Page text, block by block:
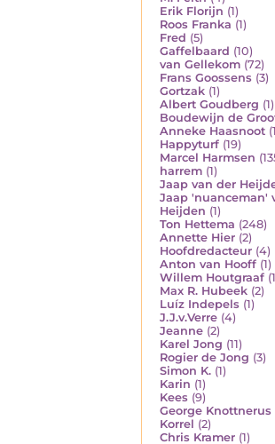
Erik Florijn (1)
Roos Franka (1)
Fred (5)
Gaffelbaard (10)
van Gellekom (72)
Frans Goossens (3)
Gortzak (1)
Albert Goudberg (1)
Boudewijn de
Anneke Haasnoot
Happyturf (19)
Marcel Harmsen
harrem (1)
Jaap van der
Jaap 'nuanceman'
Heijden (1)
Ton Hettema (248)
Annette Hier (2)
Hoofdredacteur (4)
Anton van Hooff (1)
Willem Houtgraaf
Max R. Hubeek (2)
Luíz Indepels (1)
J.J.v.Verre (4)
Jeanne (2)
Karel Jong (11)
Rogier de Jong (3)
Simon K. (1)
Karin (1)
Kees (9)
George Knottnerus
Korrel (2)
Chris Kramer (1)